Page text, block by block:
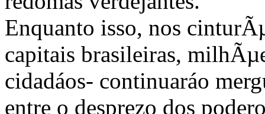
Enquanto isso, nos
capitais brasileiras,
cidadáos- continuaráo
entre o desprezo dos